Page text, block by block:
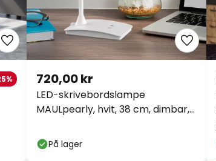
LED-skrivebordslampe
MAULpearly, hvit, 38 cm, dimbar,
720,00 kr
På lager